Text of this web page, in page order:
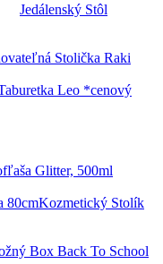
Jedálenský Stôl
Stolička Raki
Leo *cenový
Glitter, 500ml
Kozmetický Stolík
Box Back To School